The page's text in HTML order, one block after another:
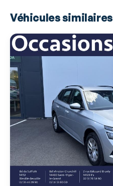
Assistance de maintien de
Bacs de portes avant
Banquette AR 3 places 1/3-
Banquette AR rabattable
Bleu Energie
Blocage électronique du
Boite à gants fermée
Boucliers AV et AR couleur
Calandre chromée
Capteur de luminosité
Véhicules similaires